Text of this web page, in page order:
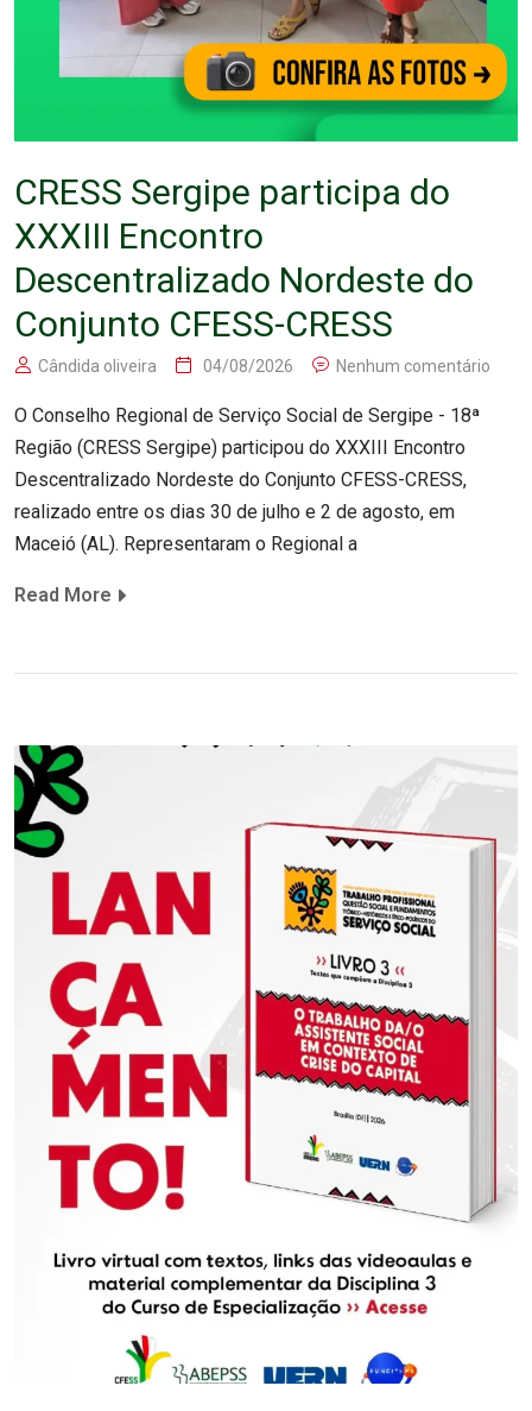
CRESS Sergipe participa do
XXXIII Encontro
Descentralizado Nordeste do
Conjunto CFESS-CRESS
Cândida oliveira 04/08/2026 Nenhum comentário
O Conselho Regional de Serviço Social de Sergipe - 18ª
Região (CRESS Sergipe) participou do XXXIII Encontro
Descentralizado Nordeste do Conjunto CFESS-CRESS,
realizado entre os dias 30 de julho e 2 de agosto, em
Maceió (AL). Representaram o Regional a
Read More